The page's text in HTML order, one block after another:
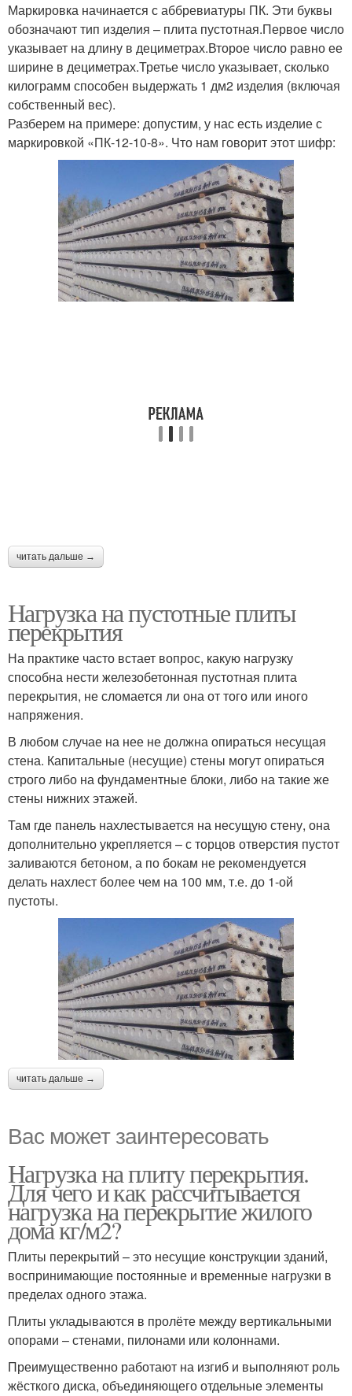
Маркировка начинается с аббревиатуры ПК. Эти буквы
обозначают тип изделия – плита пустотная.Первое число
указывает на длину в дециметрах.Второе число равно ее
ширине в дециметрах.Третье число указывает, сколько
килограмм способен выдержать 1 дм2 изделия (включая
собственный вес).
Разберем на примере: допустим, у нас есть изделие с
маркировкой «ПК-12-10-8». Что нам говорит этот шифр:
читать дальше →
Нагрузка на пустотные плиты
перекрытия
На практике часто встает вопрос, какую нагрузку
способна нести железобетонная пустотная плита
перекрытия, не сломается ли она от того или иного
напряжения.
В любом случае на нее не должна опираться несущая
стена. Капитальные (несущие) стены могут опираться
строго либо на фундаментные блоки, либо на такие же
стены нижних этажей.
Там где панель нахлестывается на несущую стену, она
дополнительно укрепляется – с торцов отверстия пустот
заливаются бетоном, а по бокам не рекомендуется
делать нахлест более чем на 100 мм, т.е. до 1-ой
пустоты.
читать дальше →
Вас может заинтересовать
Нагрузка на плиту перекрытия.
Для чего и как рассчитывается
нагрузка на перекрытие жилого
дома кг/м2?
Плиты перекрытий – это несущие конструкции зданий,
воспринимающие постоянные и временные нагрузки в
пределах одного этажа.
Плиты укладываются в пролёте между вертикальными
опорами – стенами, пилонами или колоннами.
Преимущественно работают на изгиб и выполняют роль
жёсткого диска, объединяющего отдельные элементы